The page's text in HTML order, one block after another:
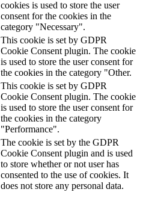
cookies is used to store the user
consent for the cookies in the
category "Necessary".
This cookie is set by GDPR
Cookie Consent plugin. The cookie
is used to store the user consent for
the cookies in the category "Other.
This cookie is set by GDPR
Cookie Consent plugin. The cookie
is used to store the user consent for
the cookies in the category
"Performance".
The cookie is set by the GDPR
Cookie Consent plugin and is used
to store whether or not user has
consented to the use of cookies. It
does not store any personal data.